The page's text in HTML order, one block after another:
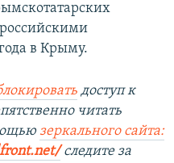
в Крыму.
доступ к
читать
зеркального сайта:
следите за